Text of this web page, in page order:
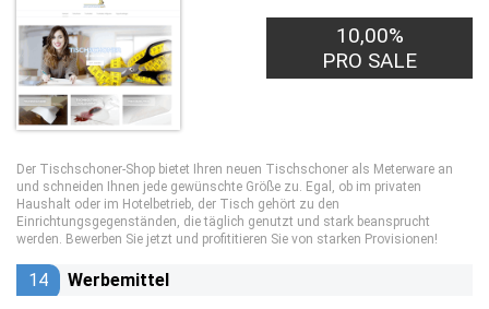
10,00%
PRO SALE
Der Tischschoner-Shop bietet Ihren neuen Tischschoner als Meterware an
und schneiden Ihnen jede gewünschte Größe zu. Egal, ob im privaten
Haushalt oder im Hotelbetrieb, der Tisch gehört zu den
Einrichtungsgegenständen, die täglich genutzt und stark beansprucht
werden. Bewerben Sie jetzt und profititieren Sie von starken Provisionen!
14 Werbemittel